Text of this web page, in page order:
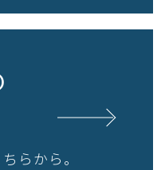
らから。